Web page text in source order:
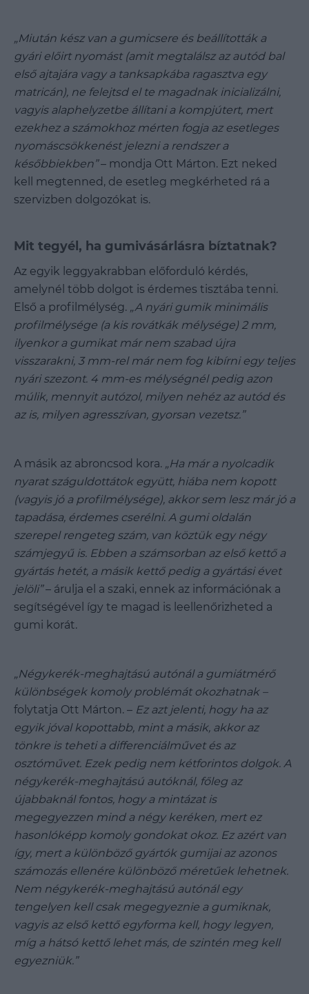
„Miután kész van a gumicsere és beállították a
gyári előirt nyomást (amit megtalálsz az autód bal
első ajtajára vagy a tanksapkába ragasztva egy
matricán), ne felejtsd el te magadnak inicializálni,
vagyis alaphelyzetbe állítani a kompjútert, mert
ezekhez a számokhoz mérten fogja az esetleges
nyomáscsökkenést jelezni a rendszer a
későbbiekben”– mondja Ott Márton. Ezt neked
kell megtenned, de esetleg megkérheted rá a
szervizben dolgozókat is.
Mit tegyél, ha gumivásárlásra bíztatnak?
Az egyik leggyakrabban előforduló kérdés,
amelynél több dolgot is érdemes tisztába tenni.
Első a profilmélység. „A nyári gumik minimális
profilmélysége (a kis rovátkák mélysége) 2 mm,
ilyenkor a gumikat már nem szabad újra
visszarakni, 3 mm-rel már nem fog kibírni egy teljes
nyári szezont. 4 mm-es mélységnél pedig azon
múlik, mennyit autózol, milyen nehéz az autód és
az is, milyen agresszívan, gyorsan vezetsz.”
A másik az abroncsod kora. „Ha már a nyolcadik
nyarat száguldottátok együtt, hiába nem kopott
(vagyis jó a profilmélysége), akkor sem lesz már jó a
tapadása, érdemes cserélni. A gumi oldalán
szerepel rengeteg szám, van köztük egy négy
számjegyű is. Ebben a számsorban az első kettő a
gyártás hetét, a másik kettő pedig a gyártási évet
jelöli”– árulja el a szaki, ennek az információnak a
segítségével így te magad is leellenőrizheted a
gumi korát.
„Négykerék-meghajtású autónál a gumiátmérő
különbségek komoly problémát okozhatnak –
folytatja Ott Márton. – Ez azt jelenti, hogy ha az
egyik jóval kopottabb, mint a másik, akkor az
tönkre is teheti a differenciálművet és az
osztóművet. Ezek pedig nem kétforintos dolgok. A
négykerék-meghajtású autóknál, főleg az
újabbaknál fontos, hogy a mintázat is
megegyezzen mind a négy keréken, mert ez
hasonlóképp komoly gondokat okoz. Ez azért van
így, mert a különböző gyártók gumijai az azonos
számozás ellenére különböző méretűek lehetnek.
Nem négykerék-meghajtású autónál egy
tengelyen kell csak megegyeznie a gumiknak,
vagyis az első kettő egyforma kell, hogy legyen,
míg a hátsó kettő lehet más, de szintén meg kell
egyezniük.”